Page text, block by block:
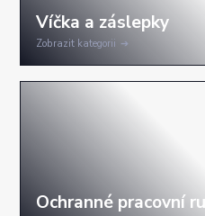
Zobrazit kategorii